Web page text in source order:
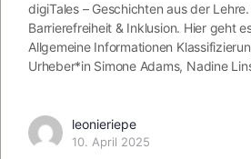
digiTales – Geschichten aus der
Barrierefreiheit & Inklusion. Hier geht
Allgemeine Informationen
Urheber*in Simone Adams, Nadine
leonieriepe
10. April 2025